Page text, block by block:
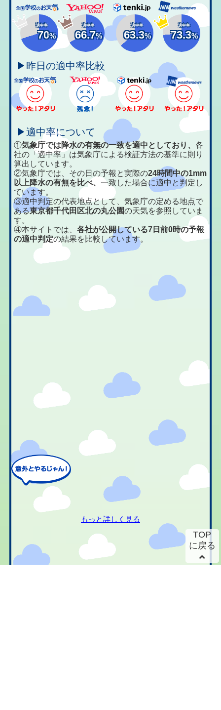
適中率
70%
適中率
66.7%
適中率
63.3%
適中率
73.3%
▶昨日の適中率比較
▶適中率について
①気象庁では降水の有無の一致を適中としており、各
社の「適中率」は気象庁による検証方法の基準に則り
算出しています。
②気象庁では、その日の予報と実際の24時間中の1mm
以上降水の有無を比べ、一致した場合に適中と判定し
ています。
③適中判定の代表地点として、気象庁の定める地点で
ある東京都千代田区北の丸公園の天気を参照していま
す。
④本サイトでは、各社が公開している7日前0時の予報
の適中判定の結果を比較しています。
もっと詳しく見る
TOP
に戻る